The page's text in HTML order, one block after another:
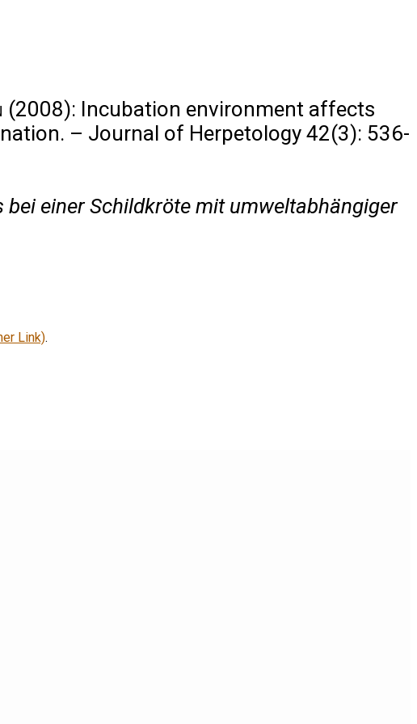
(2008): Incubation environment affects
– Journal of Herpetology 42(3): 536-
einer Schildkröte mit umweltabhängiger
Link).